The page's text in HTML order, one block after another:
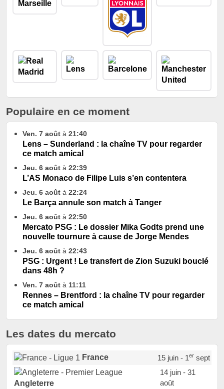
Populaire en ce moment
Ven. 7 août à 21:40
Lens – Sunderland : la chaîne TV pour regarder
ce match amical
Jeu. 6 août à 22:39
L’AS Monaco de Filipe Luis s’en contentera
Jeu. 6 août à 22:24
Le Barça annule son match à Tanger
Jeu. 6 août à 22:50
Mercato PSG : Le dossier Mika Godts prend une
nouvelle tournure à cause de Jorge Mendes
Jeu. 6 août à 22:43
PSG : Urgent ! Le transfert de Zion Suzuki bouclé
dans 48h ?
Ven. 7 août à 11:11
Rennes – Brentford : la chaîne TV pour regarder
ce match amical
Les dates du mercato
France 15 juin - 1ersept
Angleterre
14 juin - 31
août